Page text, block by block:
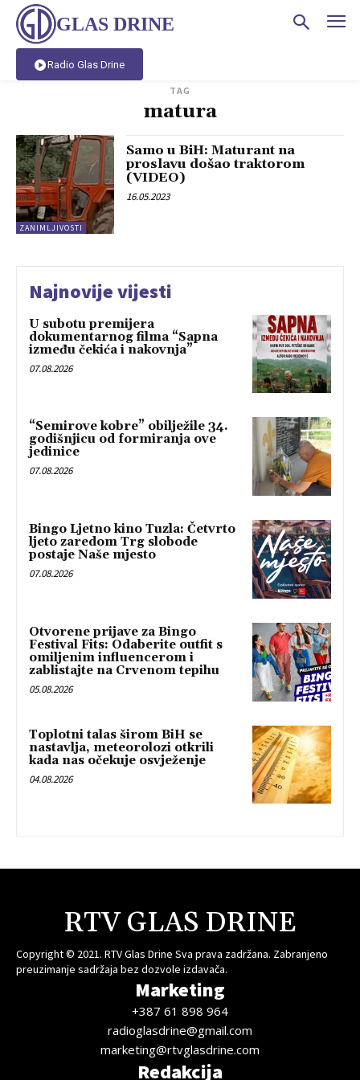
GLAS DRINE
Radio Glas Drine
TAG
matura
ZANIMLJIVOSTI
Samo u BiH: Maturant na
proslavu došao traktorom
(VIDEO)
16.05.2023
Najnovije vijesti
U subotu premijera
dokumentarnog filma “Sapna
između čekića i nakovnja”
07.08.2026
“Semirove kobre” obilježile 34.
godišnjicu od formiranja ove
jedinice
07.08.2026
Bingo Ljetno kino Tuzla: Četvrto
ljeto zaredom Trg slobode
postaje Naše mjesto
07.08.2026
Otvorene prijave za Bingo
Festival Fits: Odaberite outfit s
omiljenim influencerom i
zablistajte na Crvenom tepihu
05.08.2026
Toplotni talas širom BiH se
nastavlja, meteorolozi otkrili
kada nas očekuje osvježenje
04.08.2026
RTV GLAS DRINE
Copyright © 2021. RTV Glas Drine Sva prava zadržana. Zabranjeno
preuzimanje sadržaja bez dozvole izdavača.
Marketing
+387 61 898 964
radioglasdrine@gmail.com
marketing@rtvglasdrine.com
Redakcija